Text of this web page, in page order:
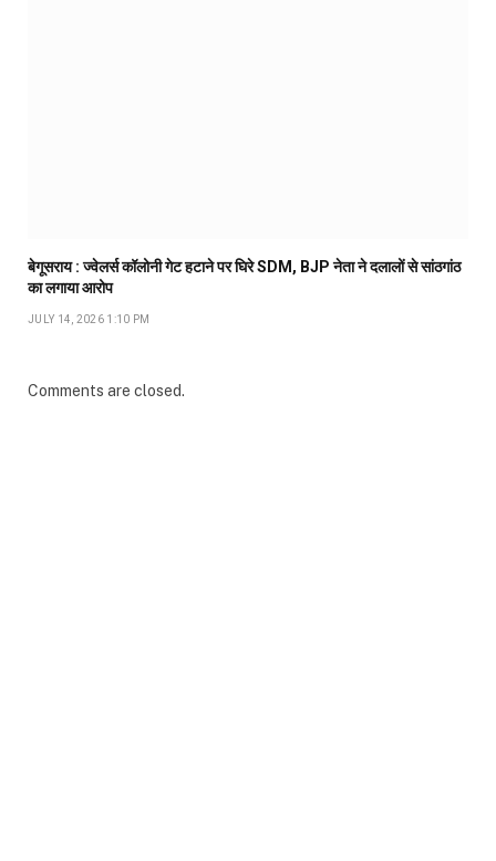
बेगूसराय : ज्वेलर्स कॉलोनी गेट हटाने पर घिरे SDM, BJP नेता ने दलालों से सांठगांठ
का लगाया आरोप
JULY 14, 2026 1:10 PM
Comments are closed.